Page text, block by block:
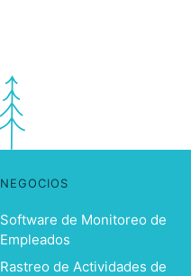
NEGOCIOS
Software de Monitoreo de
Empleados
Rastreo de Actividades de